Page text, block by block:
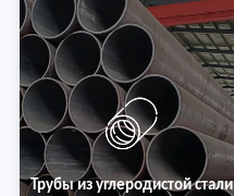
Трубы из углеродистой стали